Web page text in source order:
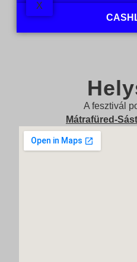
X
A fesztivál
Mátrafüred-